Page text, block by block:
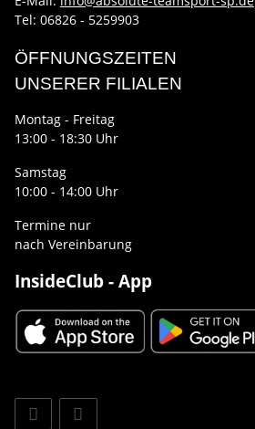
Tel: 06826 - 5259903
ÖFFNUNGSZEITEN
UNSERER FILIALEN
Montag - Freitag
13:00 - 18:30 Uhr
Samstag
10:00 - 14:00 Uhr
Termine nur
nach Vereinbarung
InsideClub - App